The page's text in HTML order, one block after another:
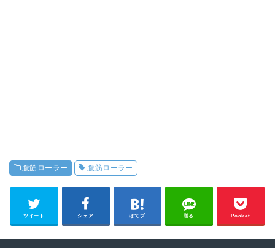
腹筋ローラー 腹筋ローラー
ツイート シェア はてブ 送る Pocket